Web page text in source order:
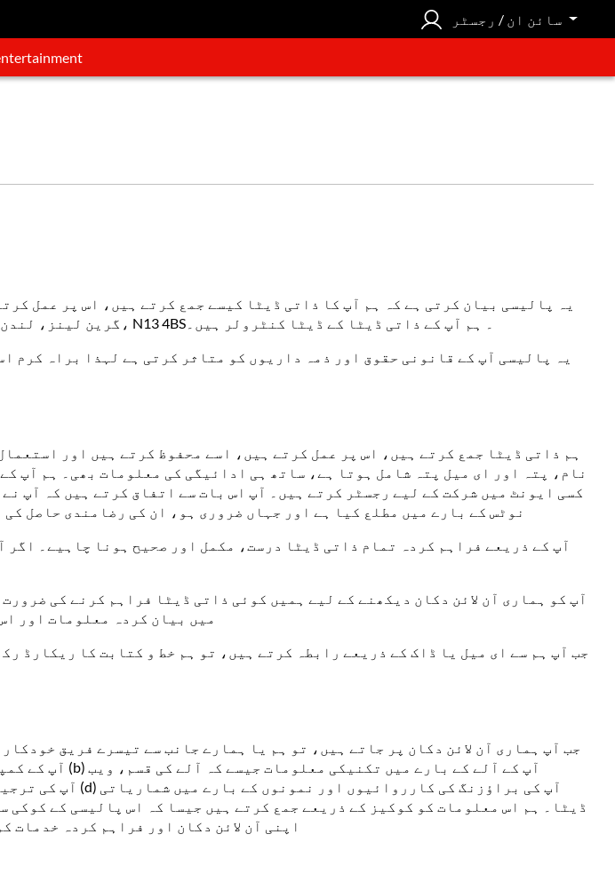
یہ پالیسی بیان کرتی ہے کہ ہم آپ کا ذاتی ڈیٹا کیسے جمع کرتے ہیں، اس پر عمل
اور طریقے سے ذاتی ڈیٹا فراہم کریں۔ ہم کائزن ٹکٹنگ سلوشنز لمیٹڈ ہیں، 459b گرین لینز، لندن، N13 4BS۔ ہم آپ کے ذاتی ڈیٹا کے ڈیٹا کنٹرولر ہیں۔
یہ پالیسی آپ کے قانونی حقوق اور ذمہ داریوں کو متاثر کرتی ہے لہذا براہ کرم
ہم ذاتی ڈیٹا جمع کرتے ہیں، اس پر عمل کرتے ہیں، اسے محفوظ کرتے ہیں اور
نام، پتہ اور ای میل پتہ شامل ہوتا ہے، ساتھ ہی ادائیگی کی معلومات بھی۔ ہم آپ
کسی ایونٹ میں شرکت کے لیے رجسٹر کرتے ہیں۔ آپ اس بات سے اتفاق کرتے ہیں کہ آپ
نوٹس کے بارے میں مطلع کیا ہے اور جہاں ضروری ہو، ان کی رضامندی حاصل
آپ کے ذریعے فراہم کردہ تمام ذاتی ڈیٹا درست، مکمل اور صحیح ہونا چاہیے۔
آپ کو ہماری آن لائن دکان دیکھنے کے لیے ہمیں کوئی ذاتی ڈیٹا فراہم کرنے کی
میں بیان کردہ معلومات اور
جب آپ ہم سے ای میل یا ڈاک کے ذریعے رابطہ کرتے ہیں، تو ہم خط و کتابت کا ریکارڈ
جب آپ ہماری آن لائن دکان پر جاتے ہیں، تو ہم یا ہمارے جانب سے تیسرے فریق
ڈیٹا۔ ہم اس معلومات کو کوکیز کے ذریعے جمع کرتے ہیں جیسا کہ اس پالیسی کے
اپنی آن لائن دکان اور فراہم کردہ خدمات